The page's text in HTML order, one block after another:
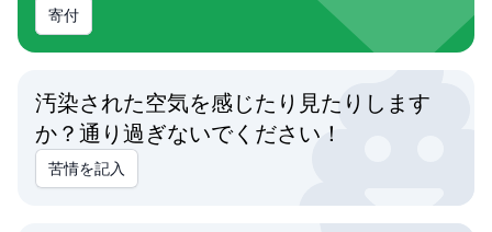
寄付
汚染された空気を感じたり見たりします
か？通り過ぎないでください！
苦情を記入